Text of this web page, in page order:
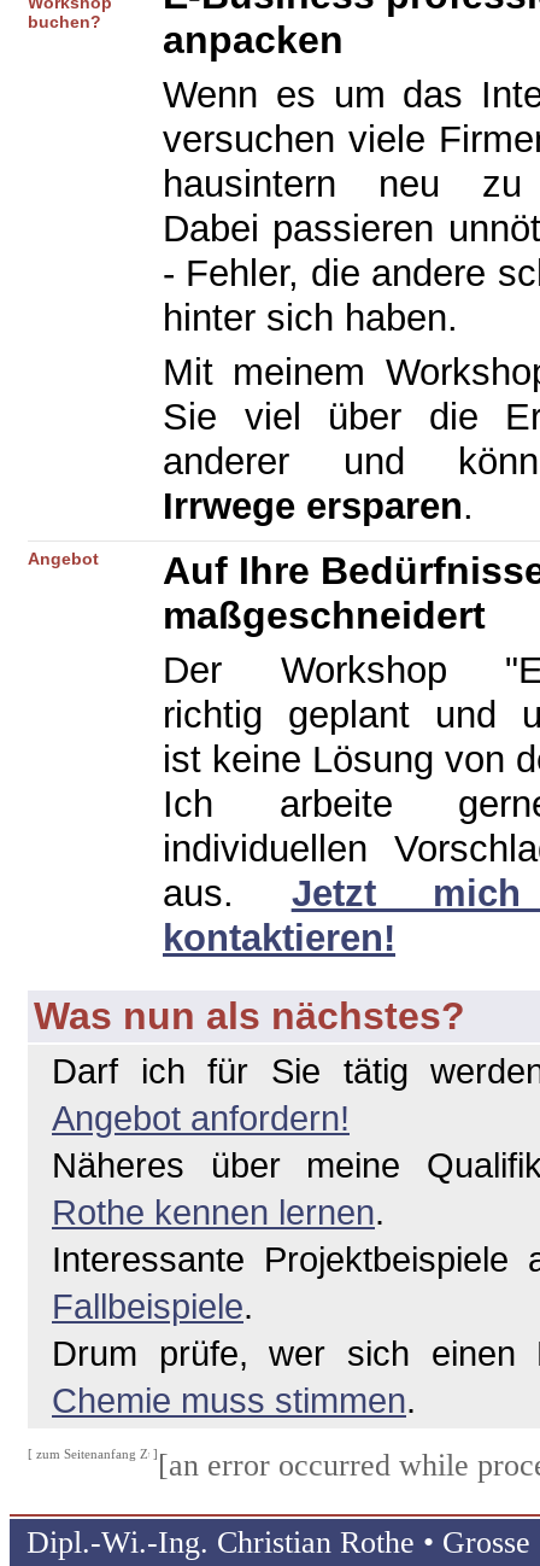
buchen?
anpacken
Wenn es um das
versuchen viele
hausintern neu zu
Dabei passieren
- Fehler, die andere
hinter sich haben.
Mit meinem
Sie viel über die
anderer und
Irrwege ersparen.
Angebot
Auf Ihre
maßgeschneidert
Der Workshop "E-
richtig geplant und
ist keine Lösung von
Ich arbeite
individuellen
aus. Jetzt mich
kontaktieren!
Was nun als nächstes?
Darf ich für Sie tätig
Angebot anfordern!
Näheres über meine
Rothe kennen lernen.
Interessante
Fallbeispiele.
Drum prüfe, wer sich
Chemie muss stimmen.
[an error occurred while
[ zum Seitenanfang ]
Dipl.-Wi.-Ing. Christian Rothe • Grosse